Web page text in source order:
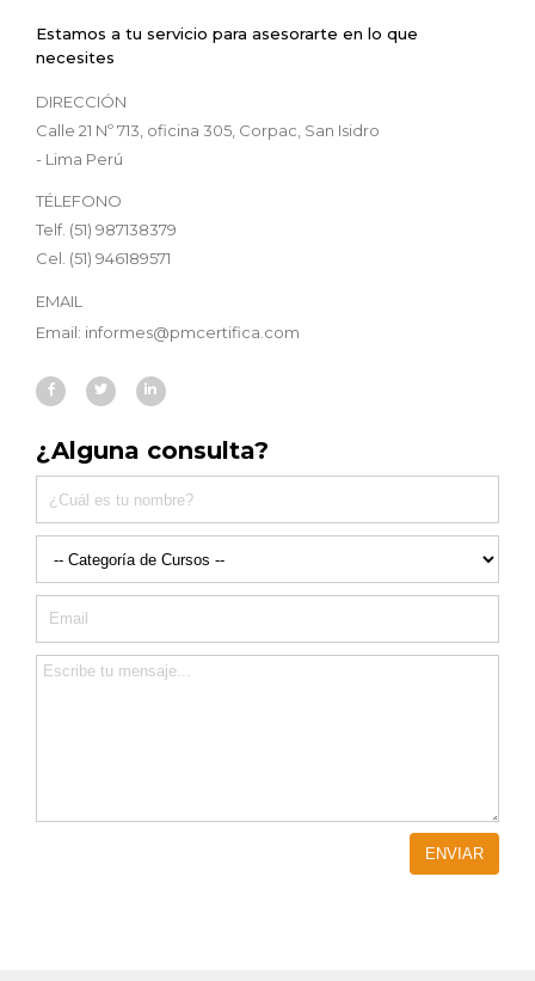
Estamos a tu servicio para asesorarte en lo que
necesites
DIRECCIÓN
Calle 21 Nº 713, oficina 305, Corpac, San Isidro
- Lima Perú
TÉLEFONO
Telf. (51) 987138379
Cel. (51) 946189571
EMAIL
Email: informes@pmcertifica.com
¿Alguna consulta?